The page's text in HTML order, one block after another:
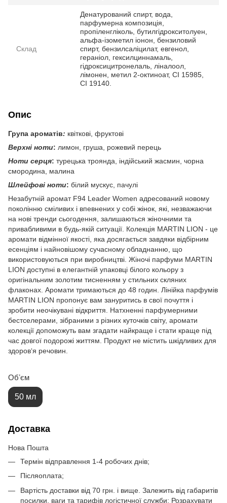
Склад
Денатурований спирт, вода,
парфумерна композиція,
пропіленгліколь, бутилгідрокситолуен,
альфа-ізометил іонон, бензиловий
спирт, бензилсаліцилат, евгенол,
гераніол, гексилциннамаль,
гідроксицитронелаль, ліналоол,
лімонен, метил 2-октиноат, CI 15985,
CI 19140.
Опис
Група ароматів: квіткові, фруктові
Верхні ноти: лимон, груша, рожевий перець
Ноти серця: турецька троянда, індійський жасмин, чорна
смородина, малина
Шлейфові ноти: білий мускус, пачулі
Незабутній аромат F94 Leader Women адресований новому
поколінню сміливих і впевнених у собі жінок, які, незважаючи
на нові тренди сьогодення, залишаються жіночними та
привабливими в будь-якій ситуації. Колекція MARTIN LION - це
аромати відмінної якості, яка досягається завдяки відбірним
есенціям і найновішому сучасному обладнанню, що
використовуються при виробництві. Жіночі парфуми MARTIN
LION доступні в елегантній упаковці білого кольору з
оригінальним золотим тисненням у стильних скляних
флаконах. Аромати тримаються до 48 годин. Лінійка парфумів
MARTIN LION пропонує вам зануритись в свої почуття і
зробити неочікувані відкриття. Натхненні парфумерними
бестселерами, зібраними з різних куточків світу, аромати
колекції допоможуть вам згадати найкраще і стати краще під
час довгої подорожі життям. Продукт не містить шкідливих для
здоров‘я речовин.
Обʼєм
50 мл
Доставка
Нова Пошта
Термін відправлення 1-4 робочих днів;
Післяоплата;
Вартість доставки від 70 грн. і вище. Залежить від габаритів
посилки, ваги та тарифів логістичної служби; Розрахувати